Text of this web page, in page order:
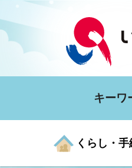
キーワ
くらし・手